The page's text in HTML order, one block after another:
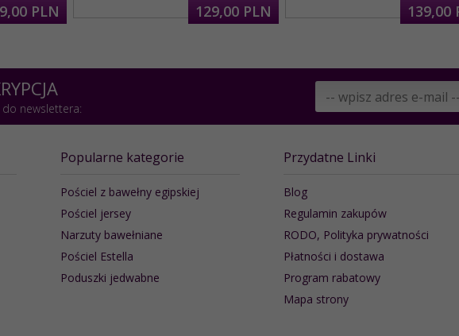
00 PLN 129,00 PLN 139,00
newslettera:
Popularne kategorie
Pościel z bawełny egipskiej
Pościel jersey
Narzuty bawełniane
Pościel Estella
Poduszki jedwabne
Przydatne Linki
Blog
Regulamin zakupów
RODO, Polityka prywatności
Płatności i dostawa
Program rabatowy
Mapa strony